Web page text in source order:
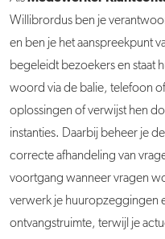
Willibrordus ben je
en ben je het aanspreekpunt
begeleidt bezoekers en staat
woord via de balie, telefoon
oplossingen of verwijst hen
instanties. Daarbij beheer je
correcte afhandeling van
voortgang wanneer vragen
verwerk je huuropzeggingen
ontvangstruimte, terwijl je